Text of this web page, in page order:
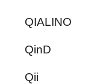
QIALINO
QinD
Qii